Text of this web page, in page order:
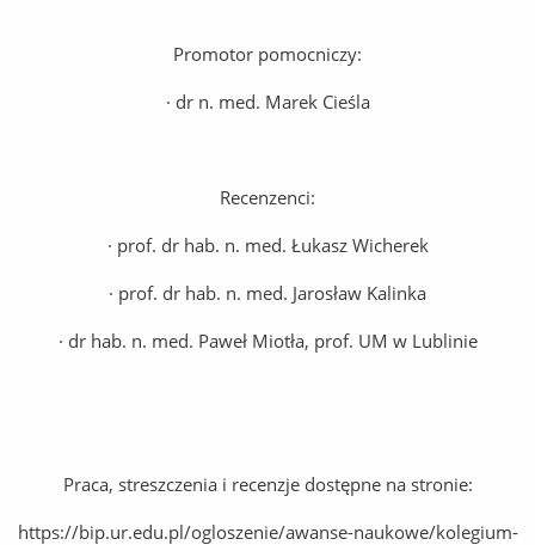
Promotor pomocniczy:
· dr n. med. Marek Cieśla
Recenzenci:
· prof. dr hab. n. med. Łukasz Wicherek
· prof. dr hab. n. med. Jarosław Kalinka
· dr hab. n. med. Paweł Miotła, prof. UM w Lublinie
Praca, streszczenia i recenzje dostępne na stronie:
https://bip.ur.edu.pl/ogloszenie/awanse-naukowe/kolegium-